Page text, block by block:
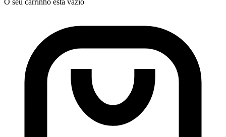
O seu carrinho está vazio